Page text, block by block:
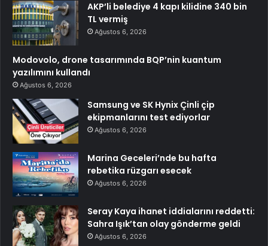
AKP’li belediye 4 kapı kilidine 340 bin
TL vermiş
Ağustos 6, 2026
Modovolo, drone tasarımında BQP’nin kuantum
yazılımını kullandı
Ağustos 6, 2026
Samsung ve SK Hynix Çinli çip
ekipmanlarını test ediyorlar
Ağustos 6, 2026
Marina Geceleri’nde bu hafta
rebetika rüzgarı esecek
Ağustos 6, 2026
Seray Kaya ihanet iddialarını reddetti:
Sahra Işık’tan olay gönderme geldi
Ağustos 6, 2026